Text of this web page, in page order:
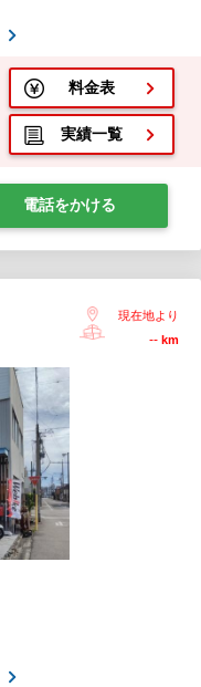
料金表
実績一覧
電話をかける
現在地より
-- km